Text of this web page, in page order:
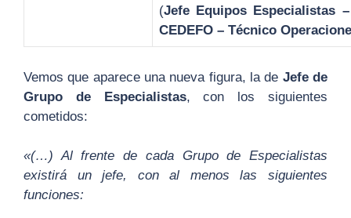
(Jefe Equipos Especialistas
CEDEFO – Técnico
Vemos que aparece una nueva figura, la de Jefe de
Grupo de Especialistas, con los siguientes
cometidos:
«(…) Al frente de cada Grupo de Especialistas
existirá un jefe, con al menos las siguientes
funciones: